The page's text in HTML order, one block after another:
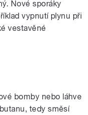
Nové sporáky
vypnutí plynu při
vestavěné
bomby nebo láhve
tedy směsí